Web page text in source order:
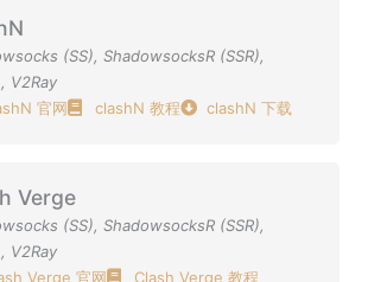
(SS), ShadowsocksR (SSR),
, V2Ray
官网
clashN 教程 clashN 下载
Verge
(SS), ShadowsocksR (SSR),
, V2Ray
Verge 官网
Clash Verge 教程